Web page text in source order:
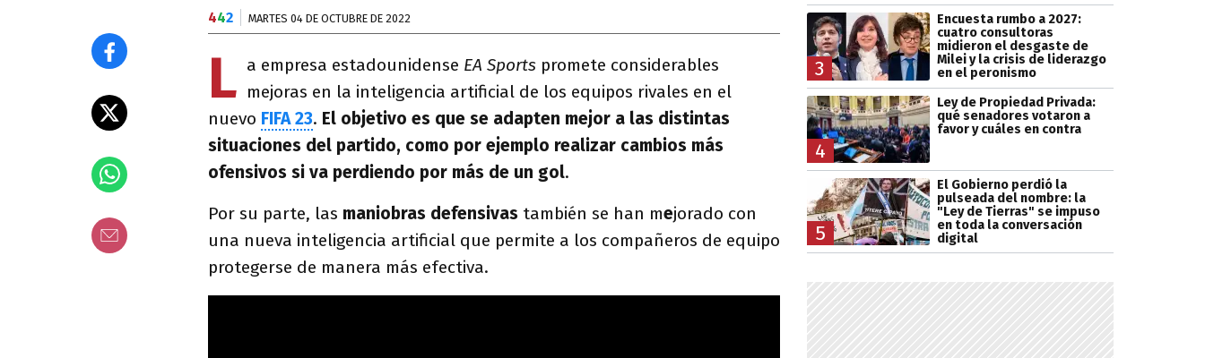
442 MARTES 04 DE OCTUBRE DE 2022
L a empresa estadounidense EA Sports promete considerables
mejoras en la inteligencia artificial de los equipos rivales en el
nuevo FIFA 23. El objetivo es que se adapten mejor a las distintas
situaciones del partido, como por ejemplo realizar cambios más
ofensivos si va perdiendo por más de un gol.
Por su parte, las maniobras defensivas también se han mejorado con
una nueva inteligencia artificial que permite a los compañeros de equipo
protegerse de manera más efectiva.
3
Encuesta rumbo a 2027:
cuatro consultoras
midieron el desgaste de
Milei y la crisis de liderazgo
en el peronismo
4
Ley de Propiedad Privada:
qué senadores votaron a
favor y cuáles en contra
5
El Gobierno perdió la
pulseada del nombre: la
"Ley de Tierras" se impuso
en toda la conversación
digital